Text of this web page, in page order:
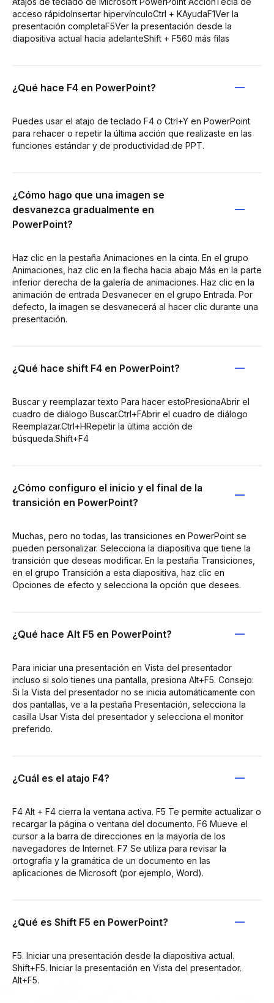
acceso rápidoInsertar hipervínculoCtrl + KAyudaF1Ver la
presentación completaF5Ver la presentación desde la
diapositiva actual hacia adelanteShift + F560 más filas
¿Qué hace F4 en PowerPoint?
Puedes usar el atajo de teclado F4 o Ctrl+Y en PowerPoint
para rehacer o repetir la última acción que realizaste en las
funciones estándar y de productividad de PPT.
¿Cómo hago que una imagen se
desvanezca gradualmente en
PowerPoint?
Haz clic en la pestaña Animaciones en la cinta. En el grupo
Animaciones, haz clic en la flecha hacia abajo Más en la parte
inferior derecha de la galería de animaciones. Haz clic en la
animación de entrada Desvanecer en el grupo Entrada. Por
defecto, la imagen se desvanecerá al hacer clic durante una
presentación.
¿Qué hace shift F4 en PowerPoint?
Buscar y reemplazar texto Para hacer estoPresionaAbrir el
cuadro de diálogo Buscar.Ctrl+FAbrir el cuadro de diálogo
Reemplazar.Ctrl+HRepetir la última acción de
búsqueda.Shift+F4
¿Cómo configuro el inicio y el final de la
transición en PowerPoint?
Muchas, pero no todas, las transiciones en PowerPoint se
pueden personalizar. Selecciona la diapositiva que tiene la
transición que deseas modificar. En la pestaña Transiciones,
en el grupo Transición a esta diapositiva, haz clic en
Opciones de efecto y selecciona la opción que desees.
¿Qué hace Alt F5 en PowerPoint?
Para iniciar una presentación en Vista del presentador
incluso si solo tienes una pantalla, presiona Alt+F5. Consejo:
Si la Vista del presentador no se inicia automáticamente con
dos pantallas, ve a la pestaña Presentación, selecciona la
casilla Usar Vista del presentador y selecciona el monitor
preferido.
¿Cuál es el atajo F4?
F4 Alt + F4 cierra la ventana activa. F5 Te permite actualizar o
recargar la página o ventana del documento. F6 Mueve el
cursor a la barra de direcciones en la mayoría de los
navegadores de Internet. F7 Se utiliza para revisar la
ortografía y la gramática de un documento en las
aplicaciones de Microsoft (por ejemplo, Word).
¿Qué es Shift F5 en PowerPoint?
F5. Iniciar una presentación desde la diapositiva actual.
Shift+F5. Iniciar la presentación en Vista del presentador.
Alt+F5.